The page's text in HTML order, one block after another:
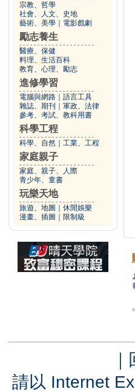
宗教、哲學
社會、人文、史地
藝術、美學
電影戲劇
勵志養生
醫療、保健
料理、生活百科
教育、心理、勵志
進修學習
電腦與網路
語言工具
雜誌、期刊
軍政、法律
參考、考試、教科用書
科學工程
科學、自然 工業、工程
家庭親子
家庭、親子、人際
青少年、童書
玩樂天地
旅遊、地圖
休閒娛樂
漫畫、插圖
限制級
｜
請以 Internet